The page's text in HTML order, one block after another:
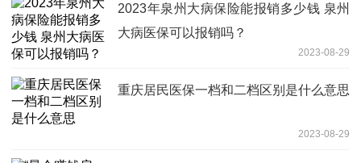
2023年泉州大病保险能报销多少钱 泉州
大病医保可以报销吗？
2023-08-29
重庆居民医保一档和二档区别是什么意思
2023-08-29